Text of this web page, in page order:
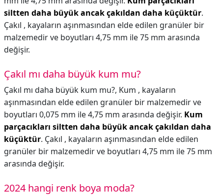
siltten daha büyük ancak çakıldan daha küçüktür.
Çakıl , kayaların aşınmasından elde edilen granüler bir
malzemedir ve boyutları 4,75 mm ile 75 mm arasında
değişir.
Çakıl mı daha büyük kum mu?
Çakıl mı daha büyük kum mu?, Kum , kayaların
aşınmasından elde edilen granüler bir malzemedir ve
boyutları 0,075 mm ile 4,75 mm arasında değişir. Kum
parçacıkları siltten daha büyük ancak çakıldan daha
küçüktür. Çakıl , kayaların aşınmasından elde edilen
granüler bir malzemedir ve boyutları 4,75 mm ile 75 mm
arasında değişir.
2024 hangi renk boya moda?